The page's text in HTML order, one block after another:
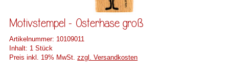
Motivstempel - Osterhase groß
Artikelnummer: 10109011
Inhalt: 1 Stück
Preis inkl. 19% MwSt.zzgl. Versandkosten